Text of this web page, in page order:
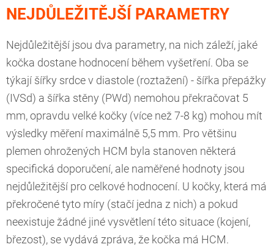
NEJDŮLEŽITĚJŠÍ PARAMETRY
Nejdůležitější jsou dva parametry, na nich záleží, jaké
kočka dostane hodnocení během vyšetření. Oba se
týkají šířky srdce v diastole (roztažení) - šířka přepážky
(IVSd) a šířka stěny (PWd) nemohou překračovat 5
mm, opravdu velké kočky (více než 7-8 kg) mohou mít
výsledky měření maximálně 5,5 mm. Pro většinu
plemen ohrožených HCM byla stanoven některá
specifická doporučení, ale naměřené hodnoty jsou
nejdůležitější pro celkové hodnocení. U kočky, která má
překročené tyto míry (stačí jedna z nich) a pokud
neexistuje žádné jiné vysvětlení této situace (kojení,
březost), se vydává zpráva, že kočka má HCM.